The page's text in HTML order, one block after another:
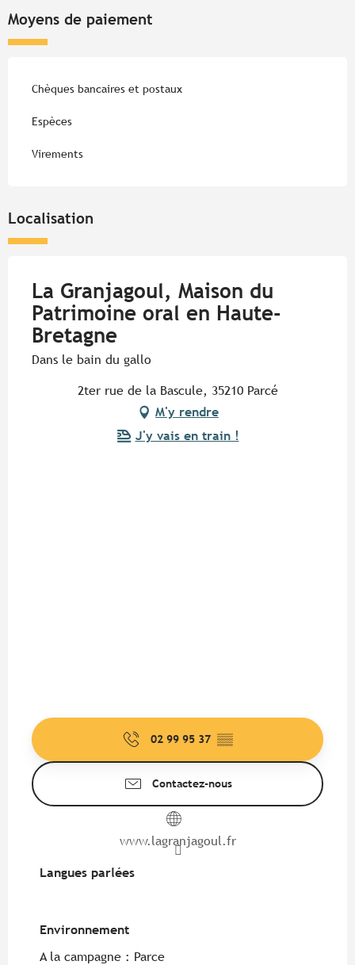
Moyens de paiement
Chèques bancaires et postaux
Espèces
Virements
Localisation
La Granjagoul, Maison du
Patrimoine oral en Haute-
Bretagne
Dans le bain du gallo
2ter rue de la Bascule, 35210 Parcé
M'y rendre
J'y vais en train !
02 99 95 37 ▒▒
Contactez-nous
www.lagranjagoul.fr
Langues parlées
Langues parlées
Environnement
Environnement
A la campagne : Parce